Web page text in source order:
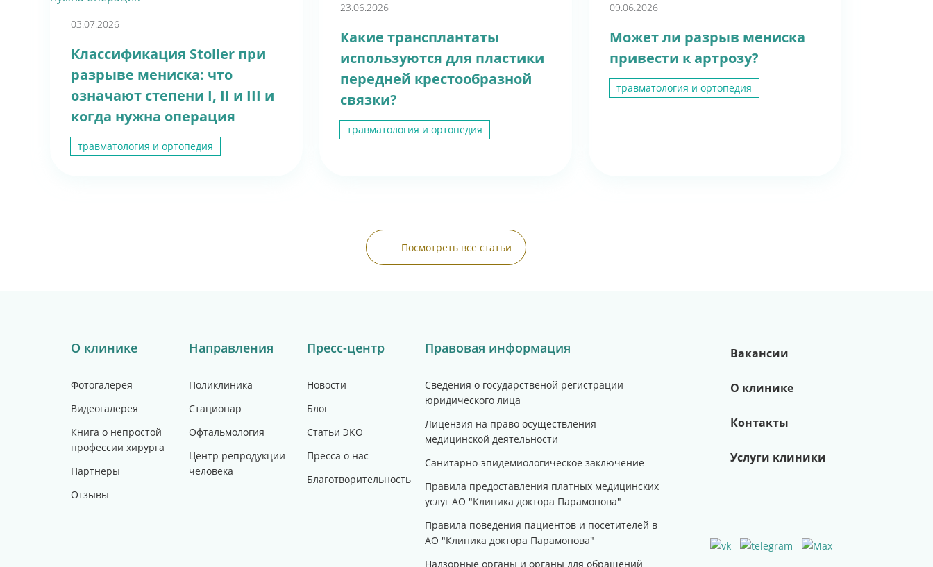
03.07.2026
Классификация Stoller при
разрыве мениска: что
означают степени I, II и III и
когда нужна операция
травматология и ортопедия
23.06.2026
Какие трансплантаты
используются для пластики
передней крестообразной
связки?
травматология и ортопедия
09.06.2026
Может ли разрыв мениска
привести к артрозу?
травматология и ортопедия
Посмотреть все статьи
О клинике
Фотогалерея
Видеогалерея
Книга о непростой
профессии хирурга
Партнёры
Отзывы
Направления
Поликлиника
Стационар
Офтальмология
Центр репродукции
человека
Пресс-центр
Новости
Блог
Статьи ЭКО
Пресса о нас
Благотворительность
Правовая информация
Сведения о государственой регистрации
юридического лица
Лицензия на право осуществления
медицинской деятельности
Санитарно-эпидемиологическое заключение
Правила предоставления платных медицинских
услуг АО "Клиника доктора Парамонова"
Правила поведения пациентов и посетителей в
АО "Клиника доктора Парамонова"
Надзорные органы и органы для обращений
Вакансии
О клинике
Контакты
Услуги клиники